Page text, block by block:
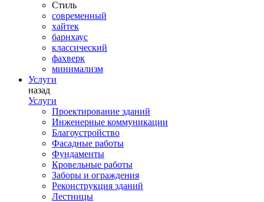
Стиль
современный
хайтек
барнхаус
классический
фахверк
минимализм
Услуги
назад
Услуги
Проектирование зданий
Инженерные коммуникации
Благоустройство
Фасадные работы
Фундаменты
Кровельные работы
Заборы и ограждения
Реконструкция зданий
Лестницы